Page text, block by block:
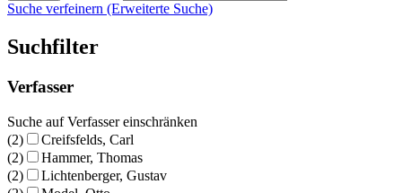
Suche verfeinern (Erweiterte Suche)
Suchfilter
Verfasser
Suche auf Verfasser einschränken
(2)
Creifsfelds, Carl
(2)
Hammer, Thomas
(2)
Lichtenberger, Gustav